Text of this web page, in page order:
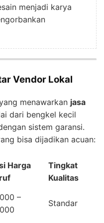
menjadi karya
Vendor Lokal
menawarkan jasa
dari bengkel kecil
sistem garansi.
bisa dijadikan acuan:
Harga
Tingkat
Kualitas
–
Standar